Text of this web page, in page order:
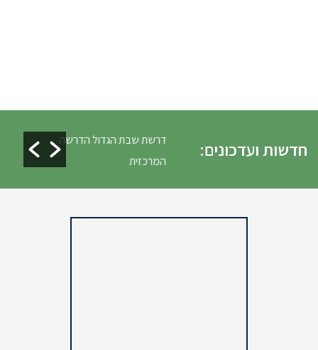
חדשות ועדכונים:
דרשת שבת הגדול הדרשה
המרכזית